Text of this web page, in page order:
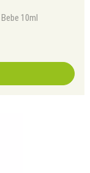
10ml